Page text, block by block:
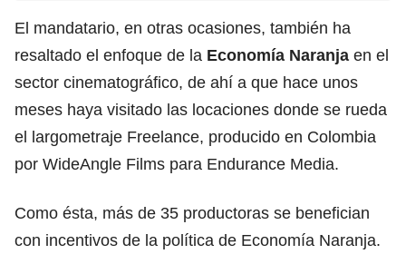
El mandatario, en otras ocasiones, también ha
resaltado el enfoque de la Economía Naranja en el
sector cinematográfico, de ahí a que hace unos
meses haya visitado las locaciones donde se rueda
el largometraje Freelance, producido en Colombia
por WideAngle Films para Endurance Media.
Como ésta, más de 35 productoras se benefician
con incentivos de la política de Economía Naranja.